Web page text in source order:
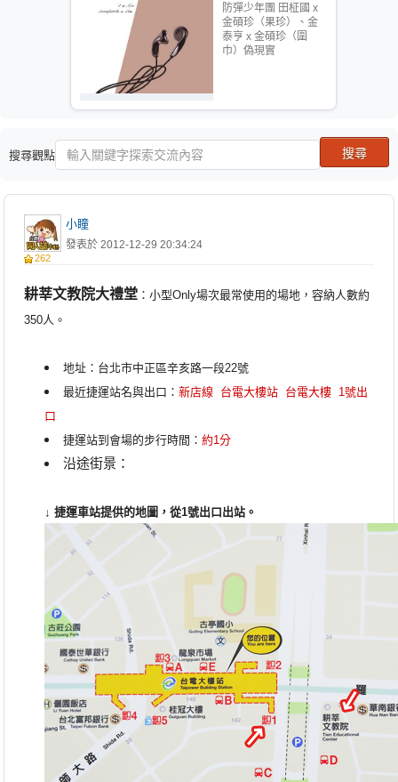
防彈少年團 田柾國 x
金碩珍（果珍）、金
泰亨 x 金碩珍（圍
巾）偽現實
搜尋觀點
262
小瞳
發表於 2012-12-29 20:34:24
耕莘文教院大禮堂 ：小型Only場次最常使用的場地，容納人數約
350人。
地址：台北市中正區辛亥路一段22號
最近捷運站名與出口：新店線 台電大樓站 台電大樓 1號出
口
捷運站到會場的步行時間：約1分
沿途街景：
↓ 捷運車站提供的地圖，從1號出口出站。